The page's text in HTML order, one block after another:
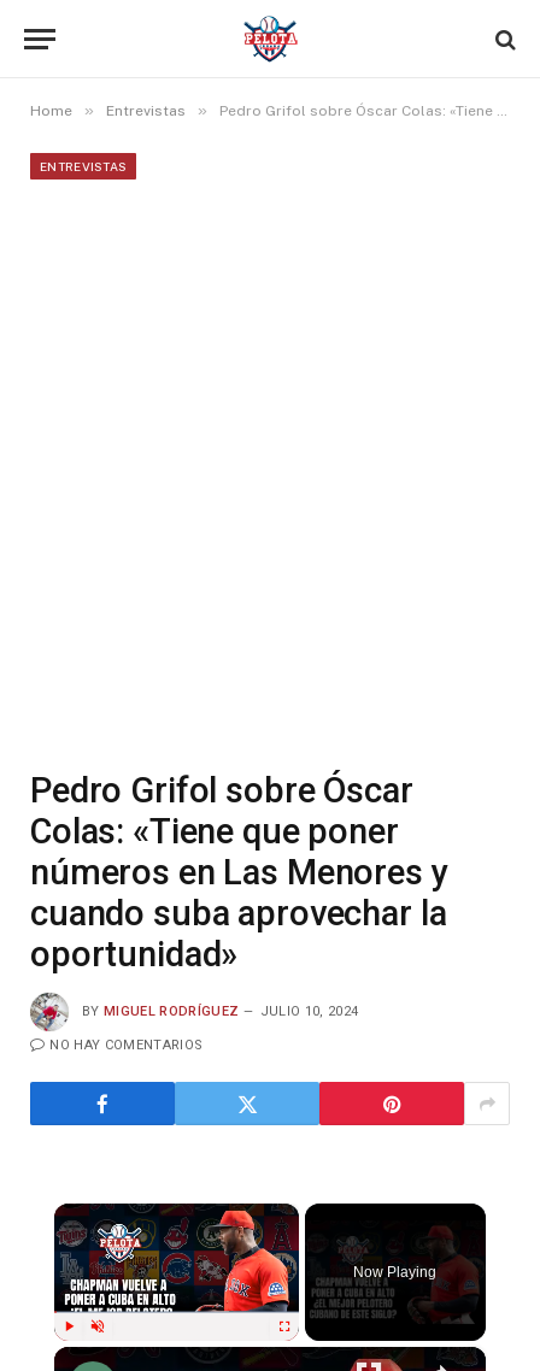
Home » Entrevistas » Pedro Grifol sobre Óscar Colas: «Tiene que poner números en Las Menores y cuando suba aprovechar la oportunidad»
ENTREVISTAS
Pedro Grifol sobre Óscar
Colas: «Tiene que poner
números en Las Menores y
cuando suba aprovechar la
oportunidad»
BY MIGUEL RODRÍGUEZ JULIO 10, 2024
NO HAY COMENTARIOS
×
Now Playing
×